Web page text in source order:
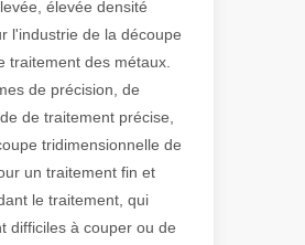
les machines de
élevée densité
l'industrie de la découpe
traitement des métaux.
de précision, de
de traitement précise,
tridimensionnelle de
un traitement fin et
le traitement, qui
difficiles à couper ou de